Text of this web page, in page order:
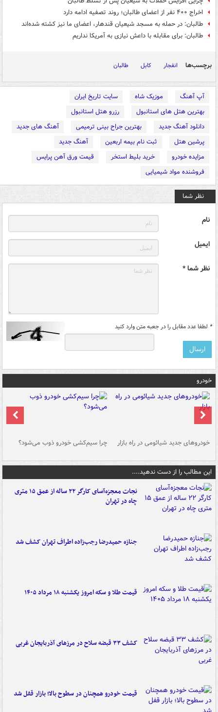
اخراج ۴۰۰ نفر از اعضای طالبان؛ روند تصفیه ادامه دارد
طالبان: در حمله به مسجد شیعیان قندهار، اعضای ما نیز کشته شده‌اند
طالبان: برای مقابله با داعش نیازی به آمریکا نداریم
برچسب‌ها انفجار کابل طالبان
آپ آهنگ موزیک شاه
سایت تاریخ ایران
بهترین هتل های استانبول
رزرو هتل استانبول
دانلود آهنگ جدید
بهترین جراح بینی ترمیمی
آهنگ های جدید
پرشین هتل
ثبت نام بیمه اربعین
آهنگ جدید
مزایده خودرو
خرید بلیط استخر
قیمت ورق آهن پرایس
فروشنده مواد شیمیایی
نظر شما
نام
ایمیل
نظر شما *
* لطفا عدد مقابل را در جعبه متن وارد کنید
خودرو
خودروهای جدید شیائومی در راه بازار چرا سیم‌کشی خودرو ذوب می‌شود؟
این مطالب را از دست ندهید....
نجات معجزه‌آسای کارگر ۲۲ ساله از عمق ۱۵ متری
چاه در تهران
جنازه حمیدرضا رجب‌زاده اطراف تهران کشف شد
قیمت طلا و سکه امروز یکشنبه ۱۸ مرداد ۱۴۰۵
کشف ۳۳ قبضه سلاح در مرزهای آذربایجان غربی
قیمت خودرو همچنان در سطوح بالا؛ بازار قفل شد